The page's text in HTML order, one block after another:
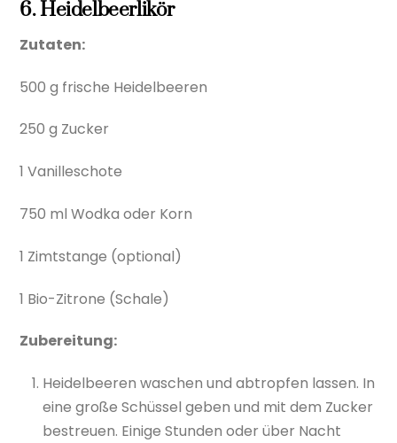
6. Heidelbeerlikör
Zutaten:
500 g frische Heidelbeeren
250 g Zucker
1 Vanilleschote
750 ml Wodka oder Korn
1 Zimtstange (optional)
1 Bio-Zitrone (Schale)
Zubereitung:
Heidelbeeren waschen und abtropfen lassen. In
eine große Schüssel geben und mit dem Zucker
bestreuen. Einige Stunden oder über Nacht